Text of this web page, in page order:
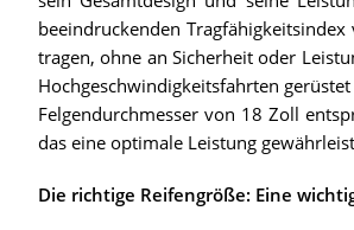
beeindruckenden
tragen, ohne an Sicherheit oder
Hochgeschwindigkeitsfahrten
Felgendurchmesser von 18 Zoll
das eine optimale Leistung
Die richtige Reifengröße: Eine